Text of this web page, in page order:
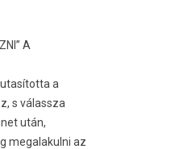
A
a
s válassza
után,
megalakul­ni az